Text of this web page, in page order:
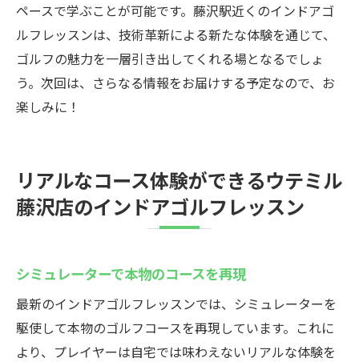
ペースで学ぶことが可能です。藤沢駅近くのインドアゴ
ルフレッスンは、技術革新による新たな体験を通じて、
ゴルフの魅力を一層引き出してくれる場となるでしょ
う。次回は、さらなる情報をお届けする予定なので、お
楽しみに！
リアルなコース体験ができるウテミル
藤沢店のインドアゴルフレッスン
シミュレーターで本物のコースを再現
最新のインドアゴルフレッスンでは、シミュレーターを
駆使して本物のゴルフコースを再現しています。これに
より、プレイヤーは自宅では味わえないリアルな体験を